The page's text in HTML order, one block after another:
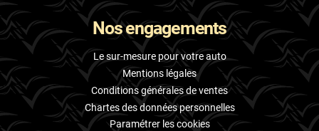
Nos engagements
Le sur-mesure pour votre auto
Mentions légales
Conditions générales de ventes
Chartes des données personnelles
Paramétrer les cookies